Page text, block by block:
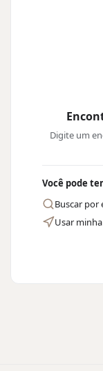
Digite um
Você pode
Buscar por
Usar